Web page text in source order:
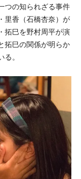
つの知られざる事件
里香（石橋杏奈）が
拓巳を野村周平が演
拓巳の関係が明らか
。